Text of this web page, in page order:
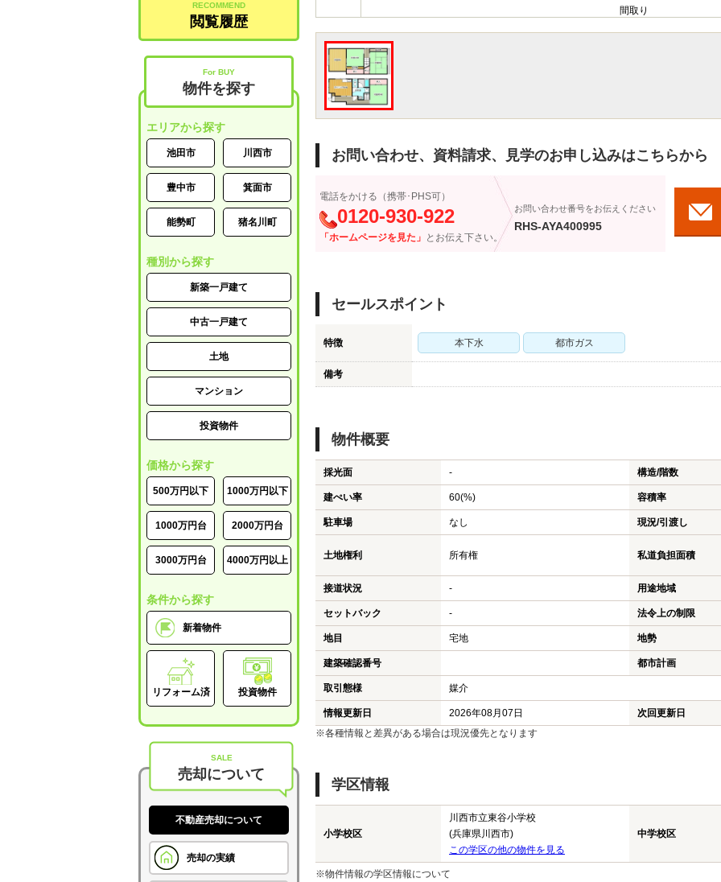
間取り
お問い合わせ、資料請求、見学のお申し込みはこちらから
電話をかける（携帯･PHS可）
0120-930-922
「ホームページを見た」 とお伝え下さい。
お問い合わせ番号をお伝えください
RHS-AYA400995
セールスポイント
特徴 本下水 都市ガス
備考
物件概要
採光面 - 構造/階数
建ぺい率 60(%) 容積率
駐車場 なし 現況/引渡し
土地権利 所有権 私道負担面積
接道状況 - 用途地域
セットバック - 法令上の制限
地目 宅地 地勢
建築確認番号 都市計画
取引態様 媒介
情報更新日 2026年08月07日
次回更新日
※各種情報と差異がある場合は現況優先となります
学区情報
小学校区
川西市立東谷小学校
(兵庫県川西市)
この学区の他の物件を見る
中学校区
※物件情報の学区情報について
RECOMMEND
閲覧履歴
For BUY
物件を探す
エリアから探す
池田市 川西市
豊中市 箕面市
能勢町 猪名川町
種別から探す
新築一戸建て
中古一戸建て
土地
マンション
投資物件
価格から探す
500万円以下 1000万円以下
1000万円台 2000万円台
3000万円台 4000万円以上
条件から探す
新着物件
リフォーム済 投資物件
SALE
売却について
不動産売却について
売却の実績